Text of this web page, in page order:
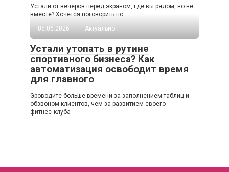
Устали от вечеров перед экраном, где вы рядом, но не
вместе? Хочется поговорить по
05.06.2026
Актуально
Устали утопать в рутине
спортивного бизнеса? Как
автоматизация освободит время
для главного
Gроводите больше времени за заполнением таблиц и
обзвоном клиентов, чем за развитием своего
фитнес‑клуба